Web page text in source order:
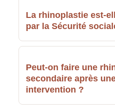
La rhinoplastie est-
par la Sécurité
Peut-on faire une
secondaire après
intervention ?